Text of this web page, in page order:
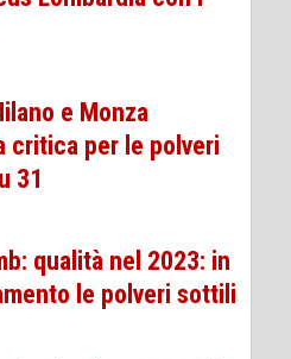
e Monza
critica per le polveri
31
qualità nel 2023: in
le polveri sottili